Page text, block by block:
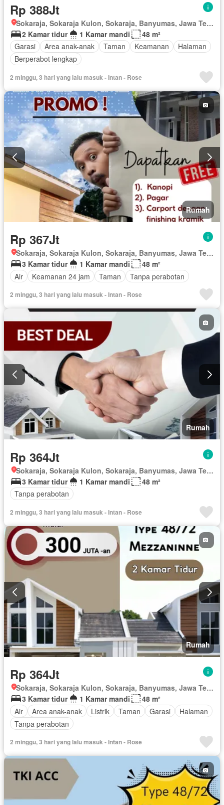
Rp 388Jt
Sokaraja, Sokaraja Kulon, Sokaraja, Banyumas, Jawa Tengah
2 Kamar tidur
1 Kamar mandi
48 m²
Garasi
Area anak-anak Taman Keamanan
Halaman
Berperabot lengkap
2 minggu, 3 hari yang lalu masuk - Intan - Rose
Rumah
Rp 367Jt
Sokaraja, Sokaraja Kulon, Sokaraja, Banyumas, Jawa Tengah
3 Kamar tidur
1 Kamar mandi
48 m²
Air
Keamanan 24 jam Taman Tanpa perabotan
2 minggu, 3 hari yang lalu masuk - Intan - Rose
Rumah
Rp 364Jt
Sokaraja, Sokaraja Kulon, Sokaraja, Banyumas, Jawa Tengah
3 Kamar tidur
1 Kamar mandi
48 m²
Tanpa perabotan
2 minggu, 3 hari yang lalu masuk - Intan - Rose
Rumah
Rp 364Jt
Sokaraja, Sokaraja Kulon, Sokaraja, Banyumas, Jawa Tengah
3 Kamar tidur
1 Kamar mandi
48 m²
Air
Area anak-anak Listrik Taman Garasi
Halaman
Tanpa perabotan
2 minggu, 3 hari yang lalu masuk - Intan - Rose